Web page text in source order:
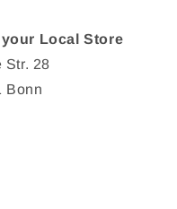
Local Store
Str. 28
Bonn